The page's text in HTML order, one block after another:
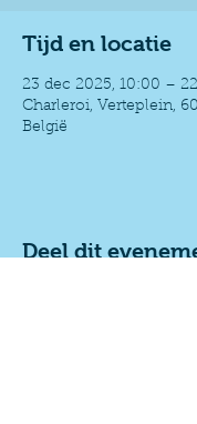
Tijd en locatie
23 dec 2025, 10:00 –
Charleroi, Verteplein,
België
Deel dit